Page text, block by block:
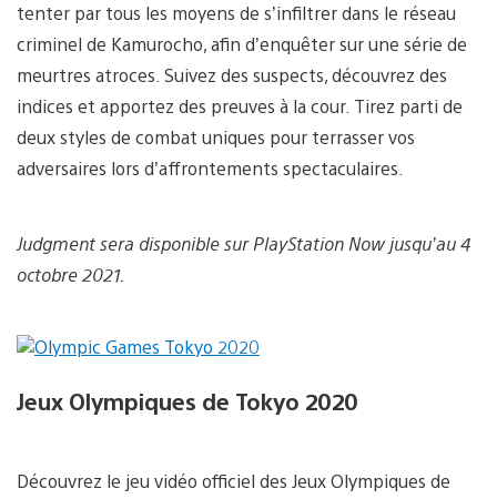
tenter par tous les moyens de s’infiltrer dans le réseau
criminel de Kamurocho, afin d’enquêter sur une série de
meurtres atroces. Suivez des suspects, découvrez des
indices et apportez des preuves à la cour. Tirez parti de
deux styles de combat uniques pour terrasser vos
adversaires lors d’affrontements spectaculaires.
Judgment sera disponible sur PlayStation Now jusqu’au 4
octobre 2021.
Jeux Olympiques de Tokyo 2020
Découvrez le jeu vidéo officiel des Jeux Olympiques de